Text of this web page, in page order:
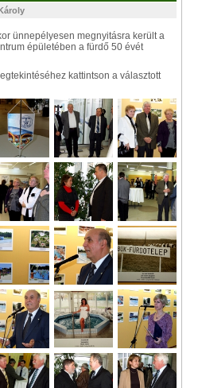
ünnepélyesen megnyitásra került a
épületében a fürdő 50 évét
kattintson a választott